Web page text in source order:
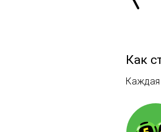
Как
Каждая